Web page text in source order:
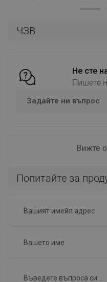
ЧЗВ
Не сте
Пишете
Задайте ни въпрос
Вижте
Попитайте за
Добави в количката